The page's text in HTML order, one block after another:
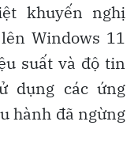
khuyến nghị
Windows 11
suất và độ tin
dụng các ứng
hành đã ngừng